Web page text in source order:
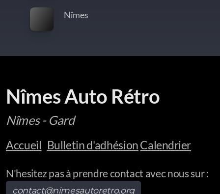
Nîmes
Nîmes Auto Rétro
Nîmes - Gard
Accueil Bulletin d'adhésionCalendrier
N'hesitez pas à prendre contact avec nous sur :
contact@nimesautoretro.org